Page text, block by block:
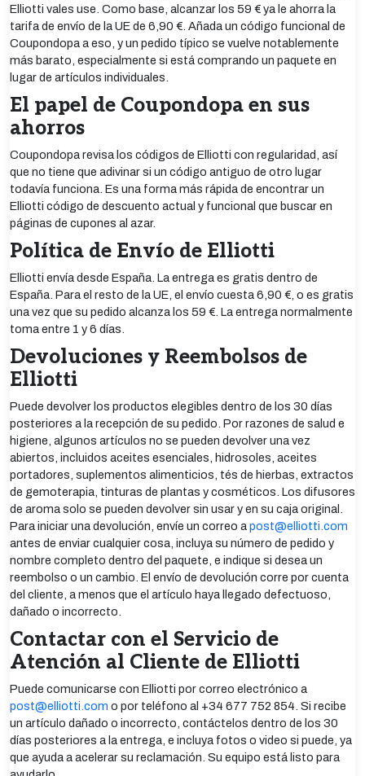
Elliotti vales use. Como base, alcanzar los 59 € ya le ahorra la
tarifa de envío de la UE de 6,90 €. Añada un código funcional de
Coupondopa a eso, y un pedido típico se vuelve notablemente
más barato, especialmente si está comprando un paquete en
lugar de artículos individuales.
El papel de Coupondopa en sus
ahorros
Coupondopa revisa los códigos de Elliotti con regularidad, así
que no tiene que adivinar si un código antiguo de otro lugar
todavía funciona. Es una forma más rápida de encontrar un
Elliotti código de descuento actual y funcional que buscar en
páginas de cupones al azar.
Política de Envío de Elliotti
Elliotti envía desde España. La entrega es gratis dentro de
España. Para el resto de la UE, el envío cuesta 6,90 €, o es gratis
una vez que su pedido alcanza los 59 €. La entrega normalmente
toma entre 1 y 6 días.
Devoluciones y Reembolsos de
Elliotti
Puede devolver los productos elegibles dentro de los 30 días
posteriores a la recepción de su pedido. Por razones de salud e
higiene, algunos artículos no se pueden devolver una vez
abiertos, incluidos aceites esenciales, hidrosoles, aceites
portadores, suplementos alimenticios, tés de hierbas, extractos
de gemoterapia, tinturas de plantas y cosméticos. Los difusores
de aroma solo se pueden devolver sin usar y en su caja original.
Para iniciar una devolución, envíe un correo apost@elliotti.com
antes de enviar cualquier cosa, incluya su número de pedido y
nombre completo dentro del paquete, e indique si desea un
reembolso o un cambio. El envío de devolución corre por cuenta
del cliente, a menos que el artículo haya llegado defectuoso,
dañado o incorrecto.
Contactar con el Servicio de
Atención al Cliente de Elliotti
Puede comunicarse con Elliotti por correo electrónico a
post@elliotti.com o por teléfono al +34 677 752 854. Si recibe
un artículo dañado o incorrecto, contáctelos dentro de los 30
días posteriores a la entrega, e incluya fotos o video si puede, ya
que ayuda a acelerar su reclamación. Su equipo está listo para